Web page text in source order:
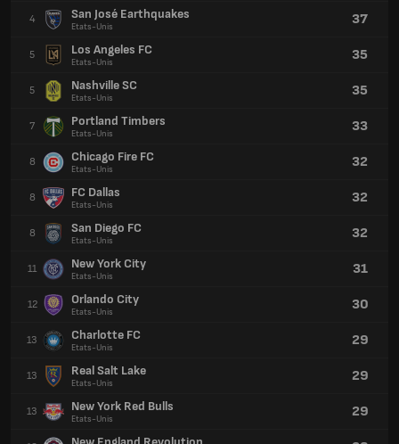
4 San José Earthquakes
Etats-Unis 37
5 Los Angeles FC
Etats-Unis 35
5 Nashville SC
Etats-Unis 35
7 Portland Timbers
Etats-Unis 33
8 Chicago Fire FC
Etats-Unis 32
8 FC Dallas
Etats-Unis 32
8 San Diego FC
Etats-Unis 32
11 New York City
Etats-Unis 31
12 Orlando City
Etats-Unis 30
13 Charlotte FC
Etats-Unis 29
13 Real Salt Lake
Etats-Unis 29
13 New York Red Bulls
Etats-Unis 29